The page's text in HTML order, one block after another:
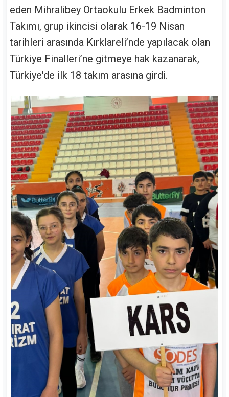
eden Mihralibey Ortaokulu Erkek Badminton
Takımı, grup ikincisi olarak 16-19 Nisan
tarihleri arasında Kırklareli’nde yapılacak olan
Türkiye Finalleri’ne gitmeye hak kazanarak,
Türkiye'de ilk 18 takım arasına girdi.